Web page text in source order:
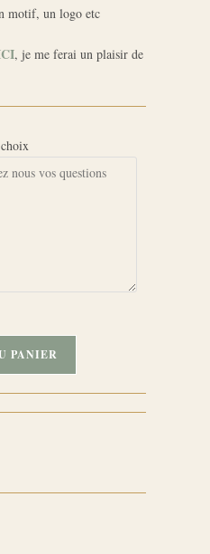
motif, un logo etc
, je me ferai un plaisir de
PANIER